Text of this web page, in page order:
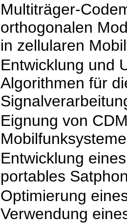
Multiträger-
orthogonalen
in zellularen
Entwicklung und
Algorithmen für
Eignung von
Mobilfunksysteme
Entwicklung
portables
Optimierung
Verwendung